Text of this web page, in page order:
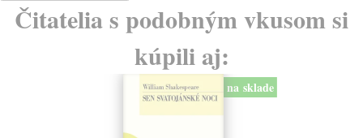
Čitatelia s podobným vkusom si
kúpili aj:
na sklade